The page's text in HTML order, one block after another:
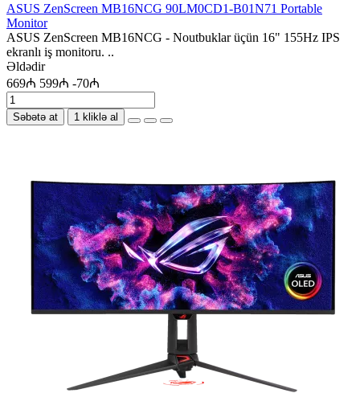
ASUS ZenScreen MB16NCG 90LM0CD1-B01N71 Portable
Monitor
ASUS ZenScreen MB16NCG - Noutbuklar üçün 16" 155Hz IPS
ekranlı iş monitoru. ..
Əldədir
669₼ 599₼ -70₼
Səbətə at 1 kliklə al